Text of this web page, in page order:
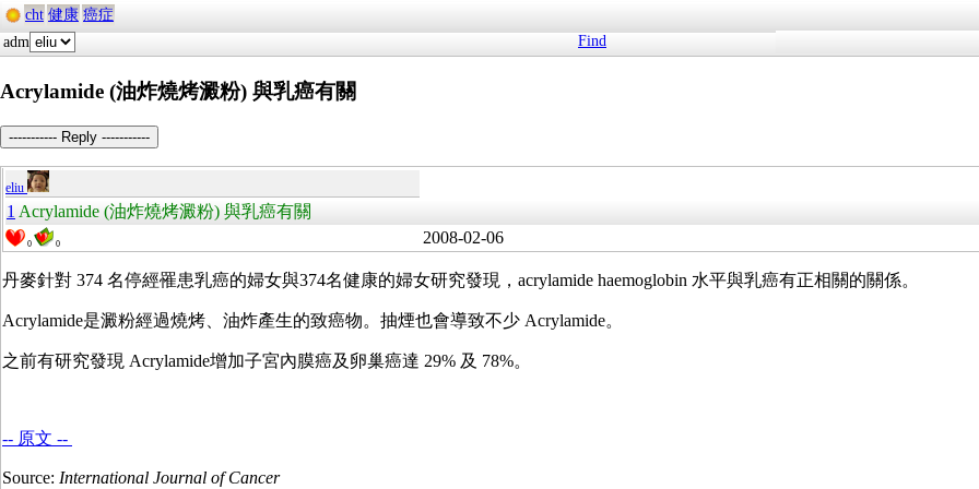
cht 健康 癌症
adm
Find
Acrylamide (油炸燒烤澱粉) 與乳癌有關
----------- Reply -----------
eliu
1 Acrylamide (油炸燒烤澱粉) 與乳癌有關
0 0 2008-02-06
丹麥針對 374 名停經罹患乳癌的婦女與374名健康的婦女研究發現，acrylamide haemoglobin 水平與乳癌有正相關的關係。
Acrylamide是澱粉經過燒烤、油炸產生的致癌物。抽煙也會導致不少 Acrylamide。
之前有研究發現 Acrylamide增加子宮內膜癌及卵巢癌達 29% 及 78%。
-- 原文 --
Source: International Journal of Cancer